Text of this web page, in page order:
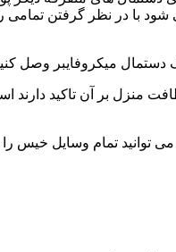
با در نظر گرفتن تمامی
منزل بر آن تاکید دارند
می توانید تمام وسایل خیس